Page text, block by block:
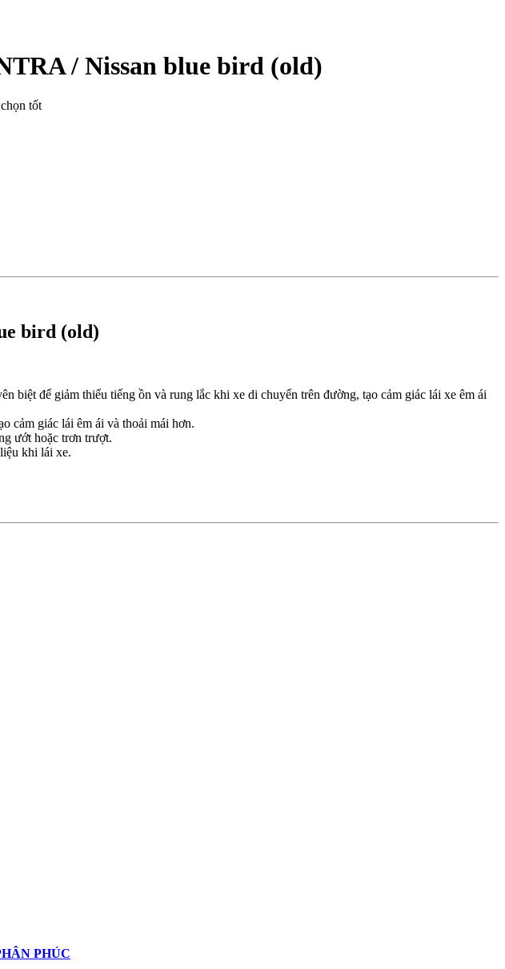
/ Nissan blue bird (old)
tốt
bird (old)
để giảm thiểu tiếng ồn và rung lắc khi xe di chuyển trên đường, tạo cảm giác lái xe êm ái
cảm giác lái êm ái và thoải mái hơn.
ướt hoặc trơn trượt.
khi lái xe.
PHÚC